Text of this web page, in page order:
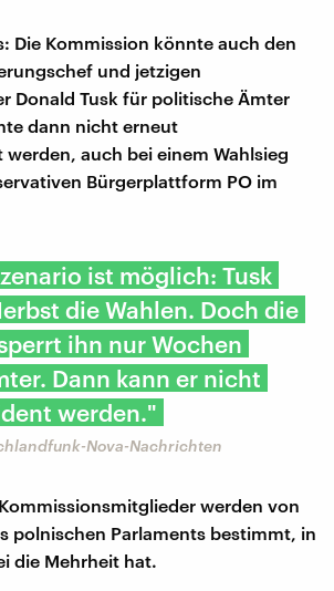
Die Kommission könnte auch den
und jetzigen
Donald Tusk für politische Ämter
dann nicht erneut
auch bei einem Wahlsieg
Bürgerplattform PO im
ist möglich: Tusk
die Wahlen. Doch die
ihn nur Wochen
Dann kann er nicht
werden."
Nova-Nachrichten
werden von
polnischen Parlaments bestimmt, in
die Mehrheit hat.